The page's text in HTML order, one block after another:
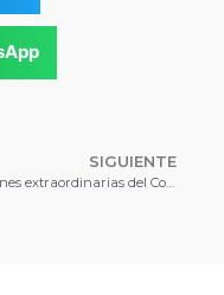
SIGUIENTE